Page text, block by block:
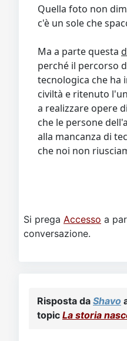
Quella foto non
c'è un sole che
Ma a parte questa
perché il percorso
tecnologica che ha
civiltà e ritenuto
a realizzare opere
che le persone
alla mancanza di
che noi non
Si prega Accesso a
conversazione.
Risposta da Shavo
topic La storia